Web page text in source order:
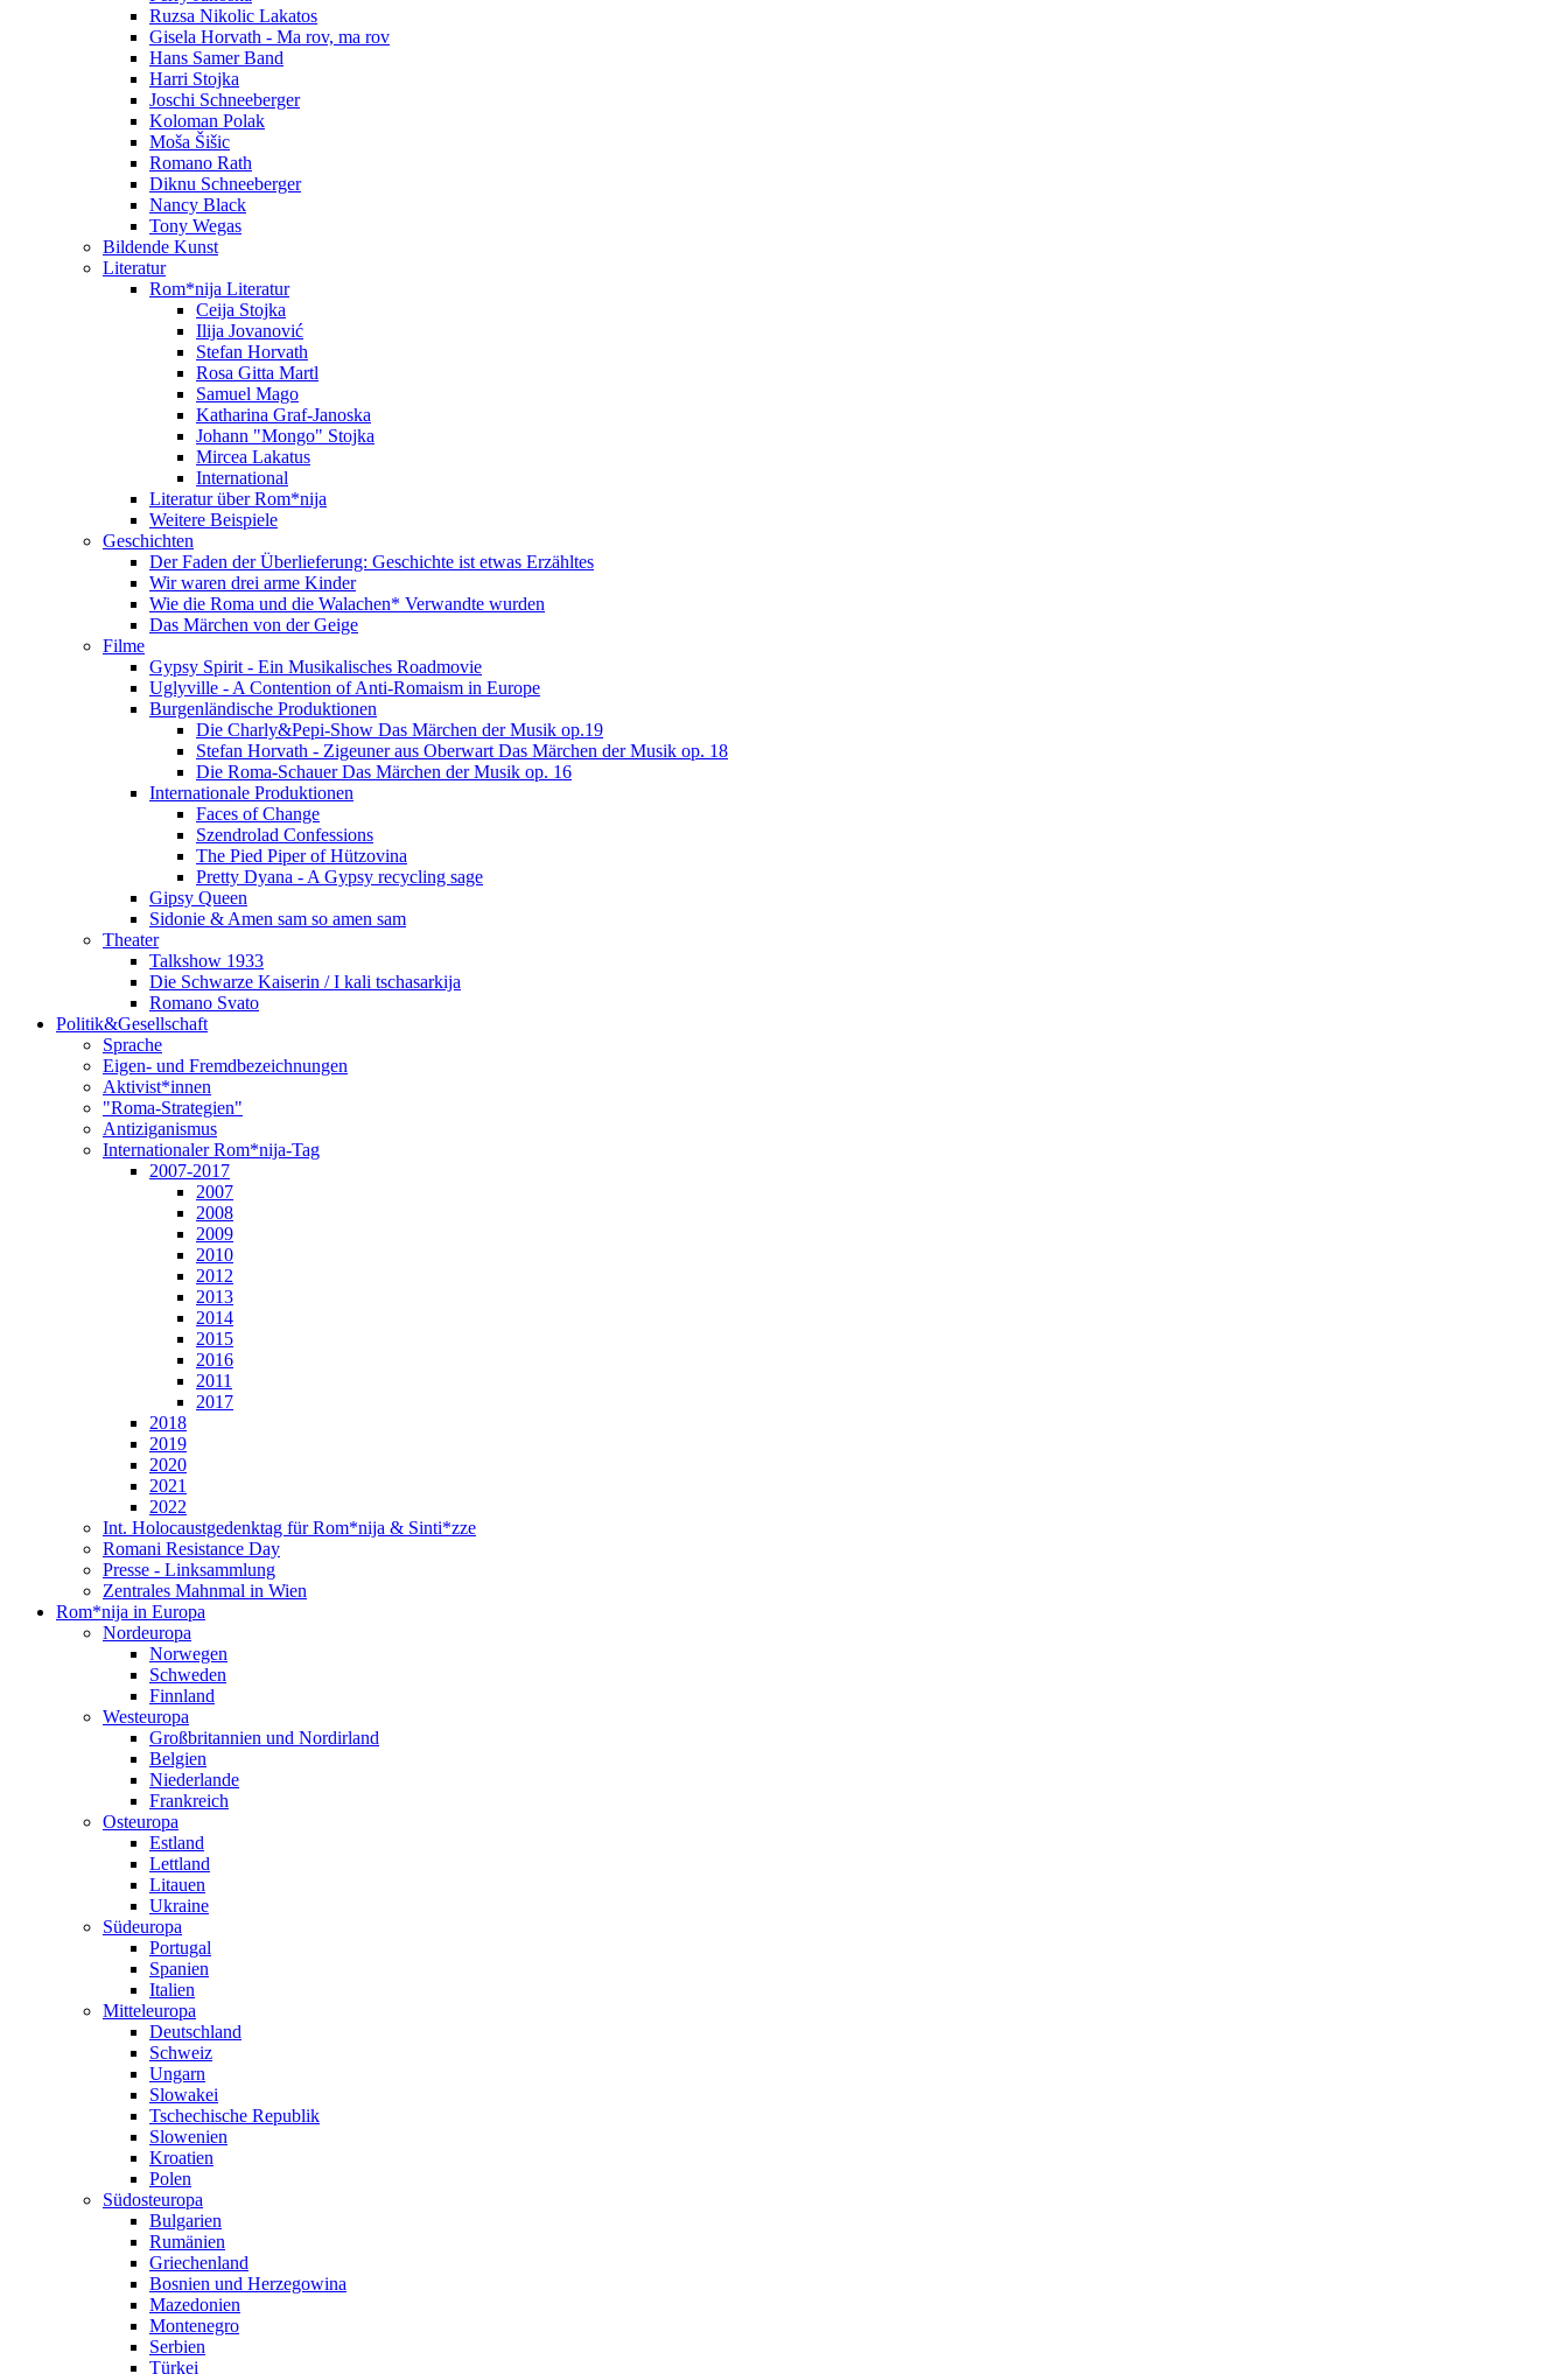
Ruzsa Nikolic Lakatos
Gisela Horvath - Ma rov, ma rov
Hans Samer Band
Harri Stojka
Joschi Schneeberger
Koloman Polak
Moša Šišic
Romano Rath
Diknu Schneeberger
Nancy Black
Tony Wegas
Bildende Kunst
Literatur
Rom*nija Literatur
Ceija Stojka
Ilija Jovanović
Stefan Horvath
Rosa Gitta Martl
Samuel Mago
Katharina Graf-Janoska
Johann "Mongo" Stojka
Mircea Lakatus
International
Literatur über Rom*nija
Weitere Beispiele
Geschichten
Der Faden der Überlieferung: Geschichte ist etwas Erzähltes
Wir waren drei arme Kinder
Wie die Roma und die Walachen* Verwandte wurden
Das Märchen von der Geige
Filme
Gypsy Spirit - Ein Musikalisches Roadmovie
Uglyville - A Contention of Anti-Romaism in Europe
Burgenländische Produktionen
Die Charly&Pepi-Show Das Märchen der Musik op.19
Stefan Horvath - Zigeuner aus Oberwart Das Märchen der Musik op. 18
Die Roma-Schauer Das Märchen der Musik op. 16
Internationale Produktionen
Faces of Change
Szendrolad Confessions
The Pied Piper of Hützovina
Pretty Dyana - A Gypsy recycling sage
Gipsy Queen
Sidonie & Amen sam so amen sam
Theater
Talkshow 1933
Die Schwarze Kaiserin / I kali tschasarkija
Romano Svato
Politik&Gesellschaft
Sprache
Eigen- und Fremdbezeichnungen
Aktivist*innen
"Roma-Strategien"
Antiziganismus
Internationaler Rom*nija-Tag
2007-2017
2007
2008
2009
2010
2012
2013
2014
2015
2016
2011
2017
2018
2019
2020
2021
2022
Int. Holocaustgedenktag für Rom*nija & Sinti*zze
Romani Resistance Day
Presse - Linksammlung
Zentrales Mahnmal in Wien
Rom*nija in Europa
Nordeuropa
Norwegen
Schweden
Finnland
Westeuropa
Großbritannien und Nordirland
Belgien
Niederlande
Frankreich
Osteuropa
Estland
Lettland
Litauen
Ukraine
Südeuropa
Portugal
Spanien
Italien
Mitteleuropa
Deutschland
Schweiz
Ungarn
Slowakei
Tschechische Republik
Slowenien
Kroatien
Polen
Südosteuropa
Bulgarien
Rumänien
Griechenland
Bosnien und Herzegowina
Mazedonien
Montenegro
Serbien
Türkei